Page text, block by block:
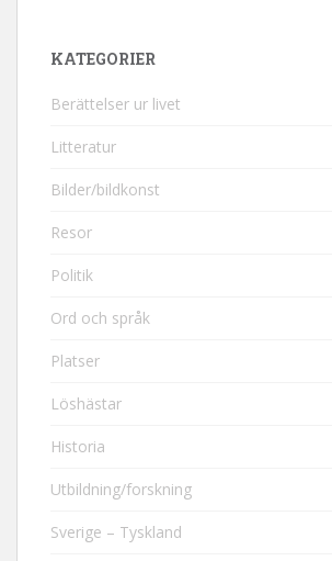
KATEGORIER
Berättelser ur livet
Litteratur
Bilder/bildkonst
Resor
Politik
Ord och språk
Platser
Löshästar
Historia
Utbildning/forskning
Sverige – Tyskland